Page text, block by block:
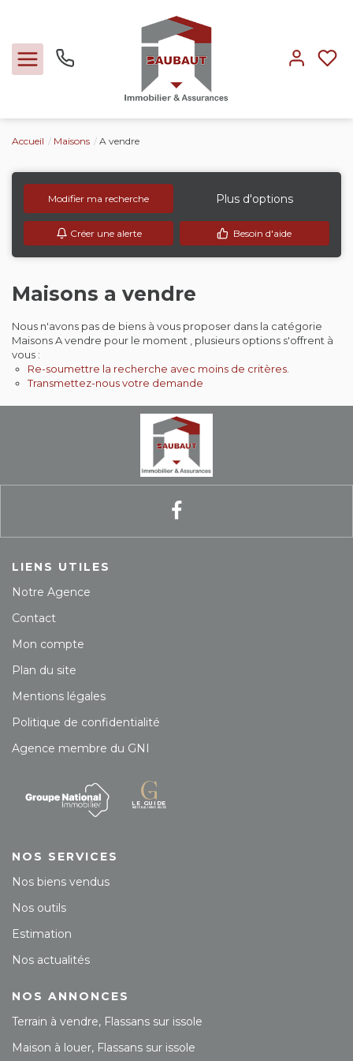
Locations
Expertise
Nos métiers
L'agence
Contact
Accueil Maisons A vendre
Modifier ma recherche Plus d'options
Créer une alerte Besoin d'aide
Maisons a vendre
Nous n'avons pas de biens à vous proposer dans la catégorie
Maisons A vendre pour le moment , plusieurs options s'offrent à
vous :
Re-soumettre la recherche avec moins de critères.
Transmettez-nous votre demande
LIENS UTILES
Notre Agence
Contact
Mon compte
Plan du site
Mentions légales
Politique de confidentialité
Agence membre du GNI
NOS SERVICES
Nos biens vendus
Nos outils
Estimation
Nos actualités
NOS ANNONCES
Terrain à vendre, Flassans sur issole
Maison à louer, Flassans sur issole